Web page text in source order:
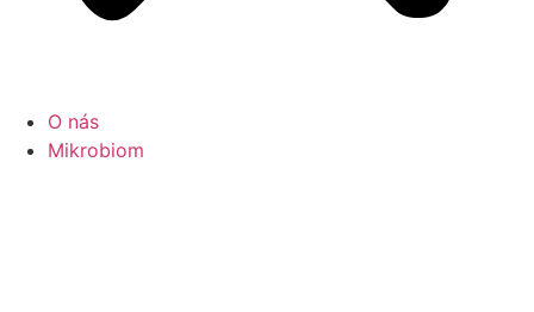
O nás
Mikrobiom